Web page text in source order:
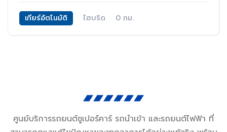
เกียร์อัตโนมัติ ไฮบริด 0 กม.
ศูนย์บริการรถยนต์ซูเปอร์คาร์ รถนำเข้า และรถยนต์ไฟฟ้า ที่